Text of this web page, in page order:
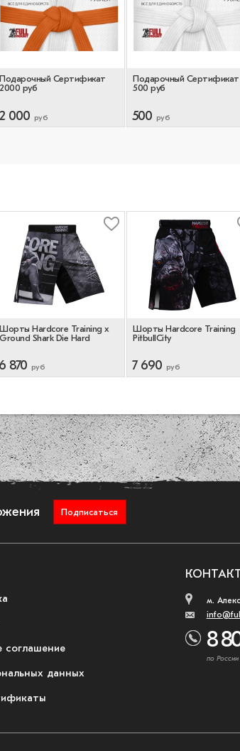
Подарочный Сертификат
2000 руб
000 руб
Подарочный Сертификат
500 руб
500 руб
Шорты Hardcore Training х
Ground Shark Die Hard
6 870 руб
Шорты Hardcore Training
PitbullCity
7 690 руб
Подписаться
м.
8
по
соглашение
данных